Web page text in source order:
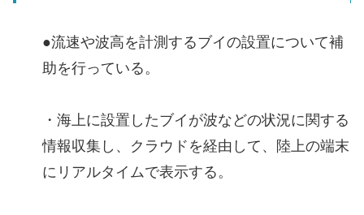
●流速や波高を計測するブイの設置について補
助を行っている。
・海上に設置したブイが波などの状況に関する
情報収集し、クラウドを経由して、陸上の端末
にリアルタイムで表示する。